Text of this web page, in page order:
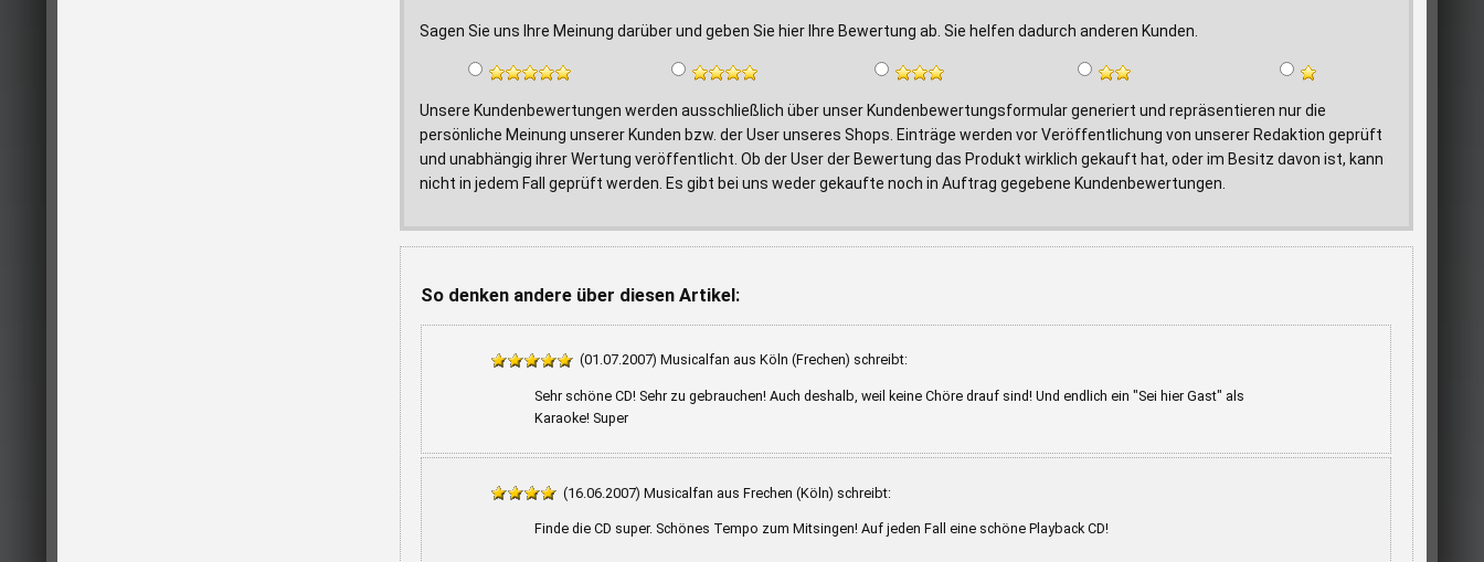
Sagen Sie uns Ihre Meinung darüber und geben Sie hier Ihre Bewertung ab. Sie helfen dadurch anderen Kunden.
Unsere Kundenbewertungen werden ausschließlich über unser Kundenbewertungsformular generiert und repräsentieren nur die
persönliche Meinung unserer Kunden bzw. der User unseres Shops. Einträge werden vor Veröffentlichung von unserer Redaktion geprüft
und unabhängig ihrer Wertung veröffentlicht. Ob der User der Bewertung das Produkt wirklich gekauft hat, oder im Besitz davon ist, kann
nicht in jedem Fall geprüft werden. Es gibt bei uns weder gekaufte noch in Auftrag gegebene Kundenbewertungen.
So denken andere über diesen Artikel:
(01.07.2007) Musicalfan aus Köln (Frechen) schreibt:
Sehr schöne CD! Sehr zu gebrauchen! Auch deshalb, weil keine Chöre drauf sind! Und endlich ein "Sei hier Gast" als
Karaoke! Super
(16.06.2007) Musicalfan aus Frechen (Köln) schreibt:
Finde die CD super. Schönes Tempo zum Mitsingen! Auf jeden Fall eine schöne Playback CD!